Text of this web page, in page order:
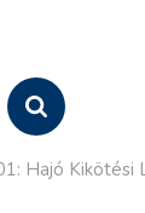
Hajó Kikötési